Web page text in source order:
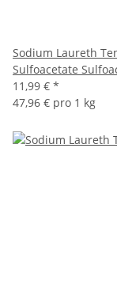
Sodium Laureth
Sulfoacetate
11,99 € *
47,96 € pro 1 kg